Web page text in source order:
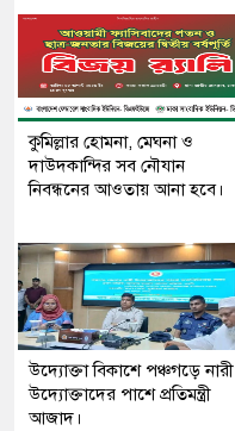
কুমিল্লার হোমনা, মেঘনা ও
দাউদকান্দির সব নৌযান
নিবন্ধনের আওতায় আনা হবে।
উদ্যোক্তা বিকাশে পঞ্চগড়ে নারী
উদ্যোক্তাদের পাশে প্রতিমন্ত্রী
আজাদ।